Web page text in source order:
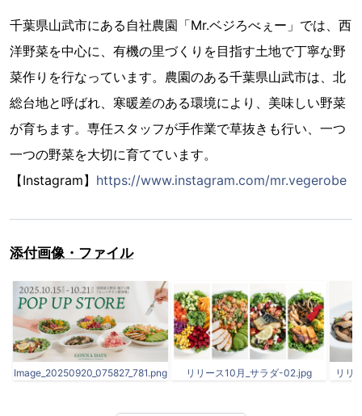
千葉県山武市にある自社農園「Mr.ベジろべぇー」では、西
洋野菜を中心に、有機の里づくりを目指す土地で丁寧な野
菜作りを行なっています。農園のある千葉県山武市は、北
総台地と呼ばれ、寒暖差のある環境により、美味しい野菜
が育ちます。専任スタッフが手作業で草抜きも行い、一つ
一つの野菜を大切に育てています。
【Instagram】 https://www.instagram.com/mr.vegerobe
添付画像・ファイル
Image_20250920_075827_781.png リリース10月_サラダ-02.jpg リリ